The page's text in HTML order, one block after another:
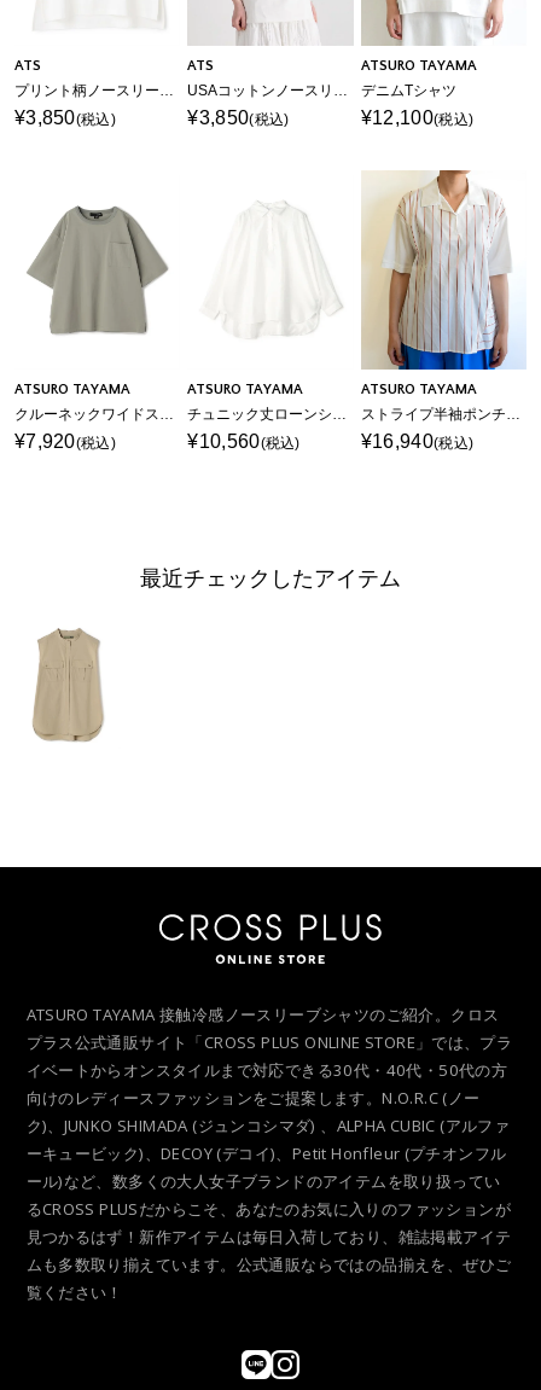
ATS
プリント柄ノースリーブTシャツ
¥3,850(税込)
ATS
USAコットンノースリーブTシャツ
¥3,850(税込)
ATSURO TAYAMA
デニムTシャツ
¥12,100(税込)
ATSURO TAYAMA
クルーネックワイドスリーブTシャツ
¥7,920(税込)
ATSURO TAYAMA
チュニック丈ローンシャツ
¥10,560(税込)
ATSURO TAYAMA
ストライプ半袖ポンチシャツ
¥16,940(税込)
最近チェックしたアイテム
ATSURO TAYAMA 接触冷感ノースリーブシャツのご紹介。クロス
プラス公式通販サイト「CROSS PLUS ONLINE STORE」では、プラ
イベートからオンスタイルまで対応できる30代・40代・50代の方
向けのレディースファッションをご提案します。N.O.R.C (ノー
ク)、JUNKO SHIMADA (ジュンコシマダ) 、ALPHA CUBIC (アルファ
ーキュービック)、DECOY (デコイ)、Petit Honfleur (プチオンフル
ール)など、数多くの大人女子ブランドのアイテムを取り扱ってい
るCROSS PLUSだからこそ、あなたのお気に入りのファッションが
見つかるはず！新作アイテムは毎日入荷しており、雑誌掲載アイテ
ムも多数取り揃えています。公式通販ならではの品揃えを、ぜひご
覧ください！